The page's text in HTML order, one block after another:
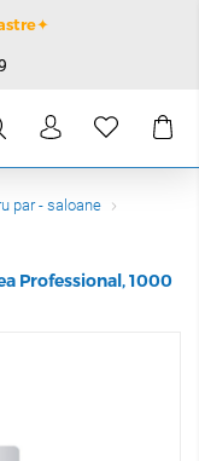
par - saloane
Professional, 1000